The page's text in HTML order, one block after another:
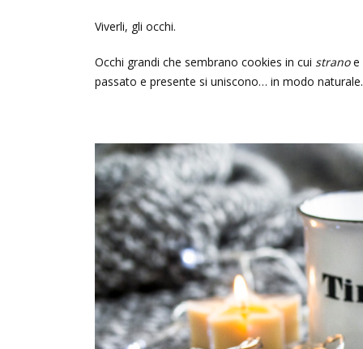
Viverli, gli occhi.
Occhi grandi che sembrano cookies in cui stranoe
passato e presente si uniscono… in modo naturale.